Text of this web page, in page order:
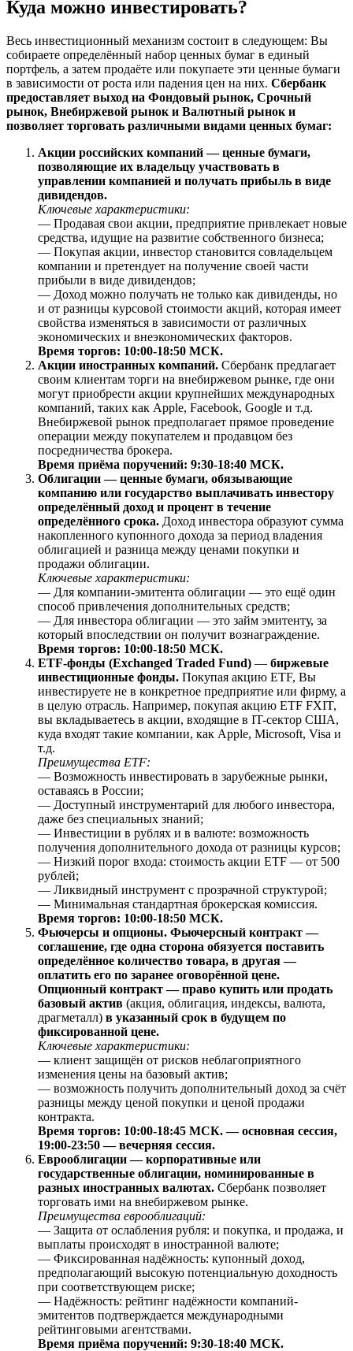
Куда можно инвестировать?
Весь инвестиционный механизм состоит в следующем: Вы
собираете определённый набор ценных бумаг в единый
портфель, а затем продаёте или покупаете эти ценные бумаги
в зависимости от роста или падения цен на них. Сбербанк
предоставляет выход на Фондовый рынок, Срочный
рынок, Внебиржевой рынок и Валютный рынок и
позволяет торговать различными видами ценных бумаг:
Акции российских компаний — ценные бумаги,
позволяющие их владельцу участвовать в
управлении компанией и получать прибыль в виде
дивидендов.
Ключевые характеристики:
— Продавая свои акции, предприятие привлекает новые
средства, идущие на развитие собственного бизнеса;
— Покупая акции, инвестор становится совладельцем
компании и претендует на получение своей части
прибыли в виде дивидендов;
— Доход можно получать не только как дивиденды, но
и от разницы курсовой стоимости акций, которая имеет
свойства изменяться в зависимости от различных
экономических и внеэкономических факторов.
Время торгов: 10:00-18:50 МСК.
Акции иностранных компаний. Сбербанк предлагает
своим клиентам торги на внебиржевом рынке, где они
могут приобрести акции крупнейших международных
компаний, таких как Apple, Facebook, Google и т.д.
Внебиржевой рынок предполагает прямое проведение
операции между покупателем и продавцом без
посредничества брокера.
Время приёма поручений: 9:30-18:40 МСК.
Облигации — ценные бумаги, обязывающие
компанию или государство выплачивать инвестору
определённый доход и процент в течение
определённого срока. Доход инвестора образуют сумма
накопленного купонного дохода за период владения
облигацией и разница между ценами покупки и
продажи облигации.
Ключевые характеристики:
— Для компании-эмитента облигации — это ещё один
способ привлечения дополнительных средств;
— Для инвестора облигации — это займ эмитенту, за
который впоследствии он получит вознаграждение.
Время торгов: 10:00-18:50 МСК.
ETF-фонды (Exchanged Traded Fund) — биржевые
инвестиционные фонды. Покупая акцию ETF, Вы
инвестируете не в конкретное предприятие или фирму, а
в целую отрасль. Например, покупая акцию ETF FXIT,
вы вкладываетесь в акции, входящие в IT-сектор США,
куда входят такие компании, как Apple, Microsoft, Visa и
т.д.
Преимущества ETF:
— Возможность инвестировать в зарубежные рынки,
оставаясь в России;
— Доступный инструментарий для любого инвестора,
даже без специальных знаний;
— Инвестиции в рублях и в валюте: возможность
получения дополнительного дохода от разницы курсов;
— Низкий порог входа: стоимость акции ETF — от 500
рублей;
— Ликвидный инструмент с прозрачной структурой;
— Минимальная стандартная брокерская комиссия.
Время торгов: 10:00-18:50 МСК.
Фьючерсы и опционы. Фьючерсный контракт —
соглашение, где одна сторона обязуется поставить
определённое количество товара, в другая —
оплатить его по заранее оговорённой цене.
Опционный контракт — право купить или продать
базовый актив (акция, облигация, индексы, валюта,
драгметалл) в указанный срок в будущем по
фиксированной цене.
Ключевые характеристики:
— клиент защищён от рисков неблагоприятного
изменения цены на базовый актив;
— возможность получить дополнительный доход за счёт
разницы между ценой покупки и ценой продажи
контракта.
Время торгов: 10:00-18:45 МСК. — основная сессия,
19:00-23:50 — вечерняя сессия.
Еврооблигации — корпоративные или
государственные облигации, номинированные в
разных иностранных валютах. Сбербанк позволяет
торговать ими на внебиржевом рынке.
Преимущества еврооблигаций:
— Защита от ослабления рубля: и покупка, и продажа, и
выплаты происходят в иностранной валюте;
— Фиксированная надёжность: купонный доход,
предполагающий высокую потенциальную доходность
при соответствующем риске;
— Надёжность: рейтинг надёжности компаний-
эмитентов подтверждается международными
рейтинговыми агентствами.
Время приёма поручений: 9:30-18:40 МСК.